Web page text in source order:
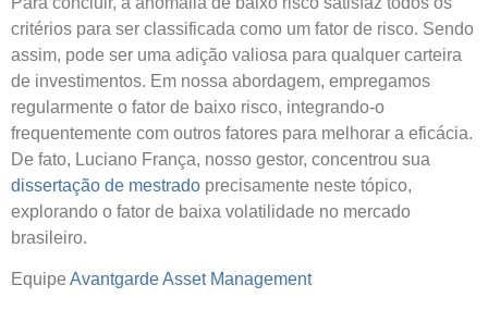
critérios para ser classificada como um fator de risco. Sendo
assim, pode ser uma adição valiosa para qualquer carteira
de investimentos. Em nossa abordagem, empregamos
regularmente o fator de baixo risco, integrando-o
frequentemente com outros fatores para melhorar a eficácia.
De fato, Luciano França, nosso gestor, concentrou sua
dissertação de mestrado precisamente neste tópico,
explorando o fator de baixa volatilidade no mercado
brasileiro.
Equipe Avantgarde Asset Management